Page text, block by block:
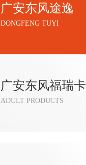
广安东风途逸
DONGFENG TUYI
广安东风福瑞卡
ADULT PRODUCTS